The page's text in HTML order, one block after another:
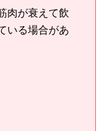
肉が衰えて飲
いる場合があ